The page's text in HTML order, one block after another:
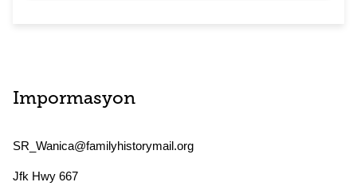
Impormasyon
SR_Wanica@familyhistorymail.org
Jfk Hwy 667